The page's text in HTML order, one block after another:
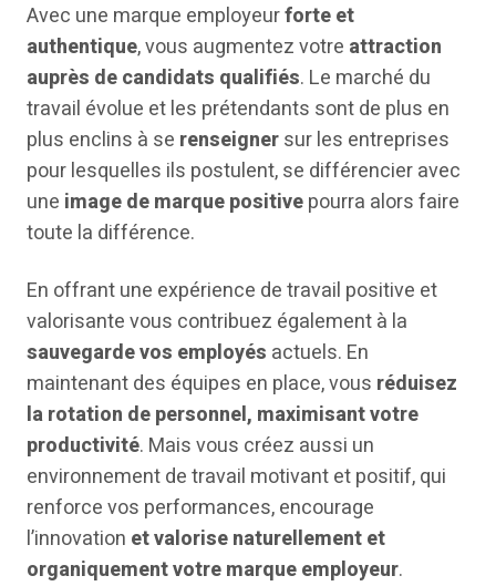
Avec une marque employeurforte et
authentique, vous augmentez votre attraction
auprès de candidats qualifiés. Le marché du
travail évolue et les prétendants sont de plus en
plus enclins à se renseignersur les entreprises
pour lesquelles ils postulent, se différencier avec
une image de marque positivepourra alors faire
toute la différence.
En offrant une expérience de travail positive et
valorisante vous contribuez également à la
sauvegarde vos employés actuels. En
maintenant des équipes en place, vous réduisez
la rotation de personnel, maximisant votre
productivité. Mais vous créez aussi un
environnement de travail motivant et positif, qui
renforce vos performances, encourage
l’innovation et valorise naturellement et
organiquement votre marque employeur.